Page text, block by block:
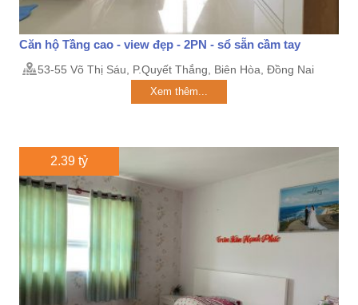
Căn hộ Tầng cao - view đẹp - 2PN - sổ sẵn cầm tay
53-55 Võ Thị Sáu, P.Quyết Thắng, Biên Hòa, Đồng Nai
Xem thêm...
2.39 tỷ